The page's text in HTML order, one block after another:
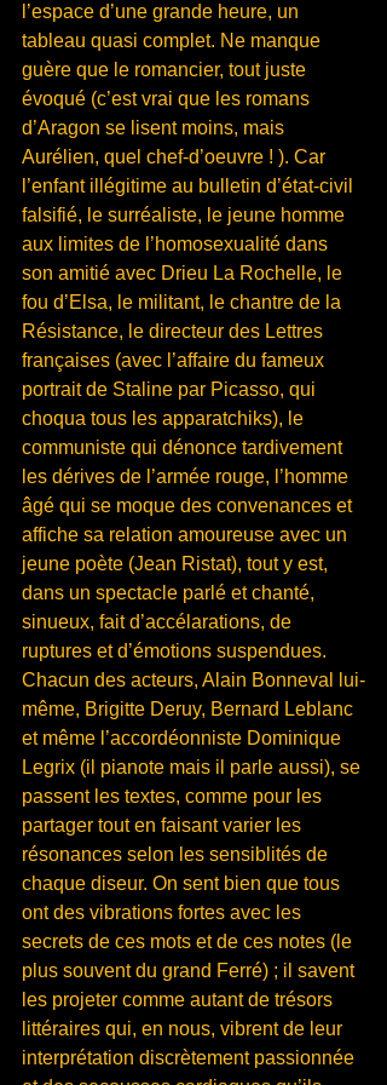
l’espace d’une grande heure, un
tableau quasi complet. Ne manque
guère que le romancier, tout juste
évoqué (c’est vrai que les romans
d’Aragon se lisent moins, mais
Aurélien, quel chef-d’oeuvre ! ). Car
l’enfant illégitime au bulletin d’état-civil
falsifié, le surréaliste, le jeune homme
aux limites de l’homosexualité dans
son amitié avec Drieu La Rochelle, le
fou d’Elsa, le militant, le chantre de la
Résistance, le directeur des Lettres
françaises (avec l’affaire du fameux
portrait de Staline par Picasso, qui
choqua tous les apparatchiks), le
communiste qui dénonce tardivement
les dérives de l’armée rouge, l’homme
âgé qui se moque des convenances et
affiche sa relation amoureuse avec un
jeune poète (Jean Ristat), tout y est,
dans un spectacle parlé et chanté,
sinueux, fait d’accélarations, de
ruptures et d’émotions suspendues.
Chacun des acteurs, Alain Bonneval lui-
même, Brigitte Deruy, Bernard Leblanc
et même l’accordéonniste Dominique
Legrix (il pianote mais il parle aussi), se
passent les textes, comme pour les
partager tout en faisant varier les
résonances selon les sensiblités de
chaque diseur. On sent bien que tous
ont des vibrations fortes avec les
secrets de ces mots et de ces notes (le
plus souvent du grand Ferré) ; il savent
les projeter comme autant de trésors
littéraires qui, en nous, vibrent de leur
interprétation discrètement passionnée